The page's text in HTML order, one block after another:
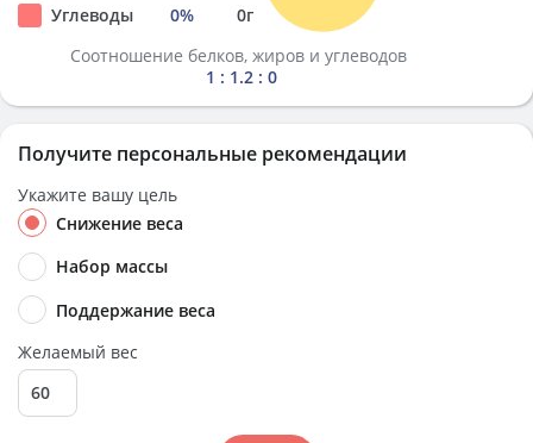
Углеводы
0% 0г
Соотношение белков, жиров и углеводов
1 : 1.2 : 0
Получите персональные рекомендации
Укажите вашу цель
Снижение веса
Набор массы
Поддержание веса
Желаемый вес